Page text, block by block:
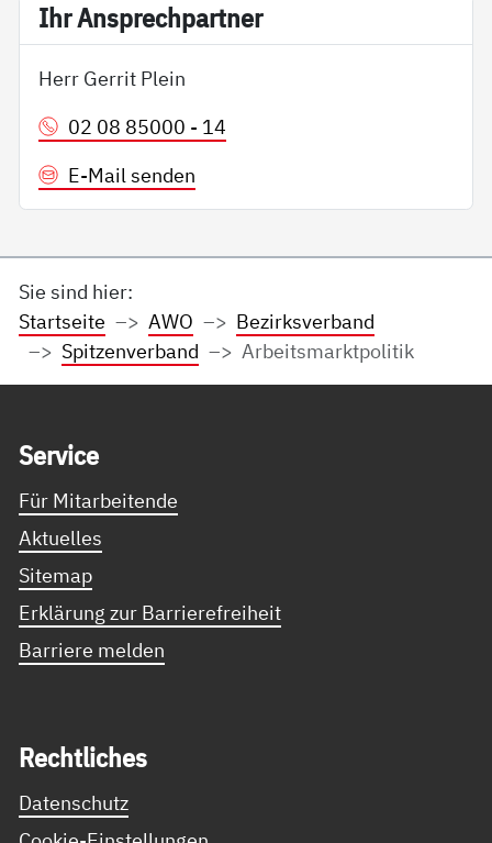
Ihr An­sp­rech­part­ner
Herr Gerrit Plein
02 08 85000 - 14
E-Mail senden
Sie sind hier:
Startseite
AWO
Bezirksverband
Spitzenverband
Arbeitsmarktpolitik
Ser­vice
Für Mitarbeitende
Aktuelles
Sitemap
Erklärung zur Barrierefreiheit
Barriere melden
Recht­li­ches
Datenschutz